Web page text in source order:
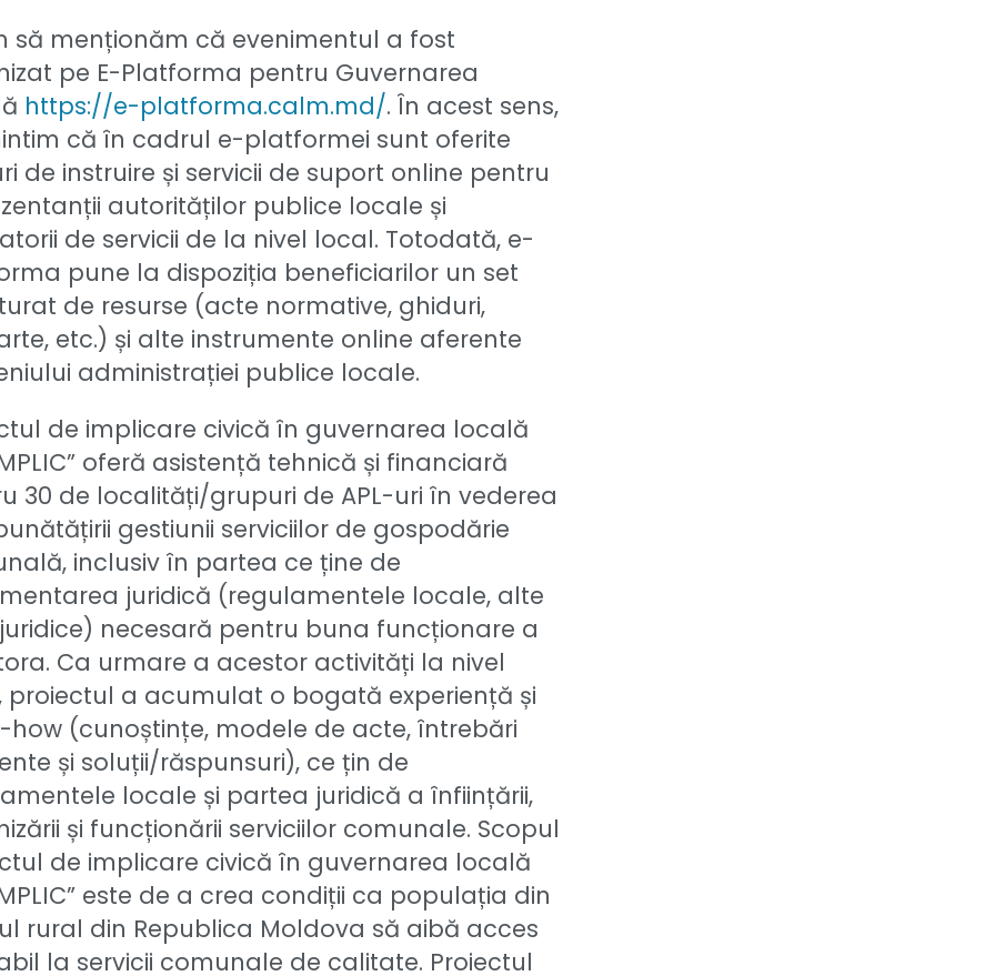
să menționăm că evenimentul a fost
pe E-Platforma pentru Guvernarea
https://e-platforma.calm.md/. În acest sens,
că în cadrul e-platformei sunt oferite
de instruire și servicii de suport online pentru
autorităților publice locale și
de servicii de la nivel local. Totodată, e-
pune la dispoziția beneficiarilor un set
de resurse (acte normative, ghiduri,
etc.) și alte instrumente online aferente
administrației publice locale.
de implicare civică în guvernarea locală
oferă asistență tehnică și financiară
30 de localități/grupuri de APL-uri în vederea
gestiunii serviciilor de gospodărie
inclusiv în partea ce ține de
juridică (regulamentele locale, alte
necesară pentru buna funcționare a
Ca urmare a acestor activități la nivel
proiectul a acumulat o bogată experiență și
how (cunoștințe, modele de acte, întrebări
și soluții/răspunsuri), ce țin de
locale și partea juridică a înființării,
și funcționării serviciilor comunale. Scopul
de implicare civică în guvernarea locală
este de a crea condiții ca populația din
rural din Republica Moldova să aibă acces
la servicii comunale de calitate. Proiectul